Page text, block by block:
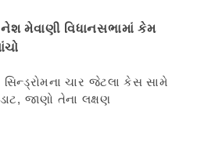
મેવાણી વિધાનસભામાં કેમ